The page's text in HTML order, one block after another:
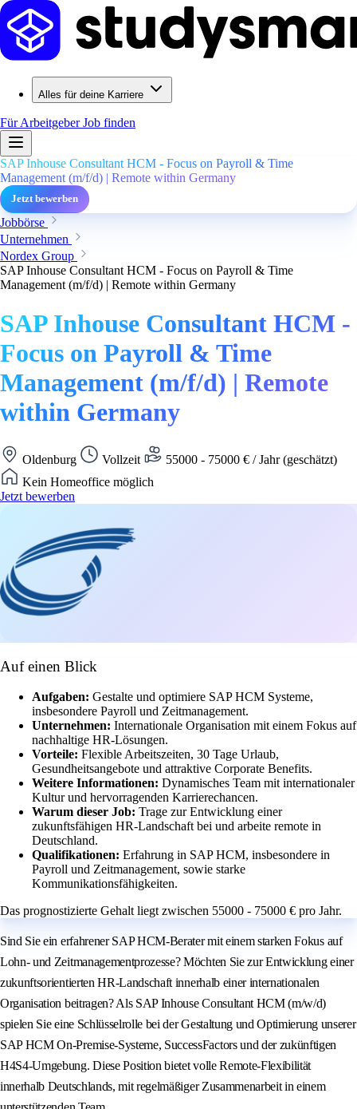
Alles für deine Karriere
Für ArbeitgeberJob finden
SAP Inhouse Consultant HCM - Focus on Payroll & Time
Management (m/f/d) | Remote within Germany
Jetzt bewerben
Jobbörse
Unternehmen
Nordex Group
SAP Inhouse Consultant HCM - Focus on Payroll & Time
Management (m/f/d) | Remote within Germany
SAP Inhouse Consultant HCM -
Focus on Payroll & Time
Management (m/f/d) | Remote
within Germany
Oldenburg Vollzeit
55000 - 75000 € / Jahr (geschätzt)
Kein Homeoffice möglich
Jetzt bewerben
Auf einen Blick
Aufgaben: Gestalte und optimiere SAP HCM Systeme,
insbesondere Payroll und Zeitmanagement.
Unternehmen: Internationale Organisation mit einem Fokus auf
nachhaltige HR-Lösungen.
Vorteile: Flexible Arbeitszeiten, 30 Tage Urlaub,
Gesundheitsangebote und attraktive Corporate Benefits.
Weitere Informationen: Dynamisches Team mit internationaler
Kultur und hervorragenden Karrierechancen.
Warum dieser Job: Trage zur Entwicklung einer
zukunftsfähigen HR-Landschaft bei und arbeite remote in
Deutschland.
Qualifikationen: Erfahrung in SAP HCM, insbesondere in
Payroll und Zeitmanagement, sowie starke
Kommunikationsfähigkeiten.
Das prognostizierte Gehalt liegt zwischen 55000 - 75000 € pro Jahr.
Sind Sie ein erfahrener SAP HCM-Berater mit einem starken Fokus auf
Lohn- und Zeitmanagementprozesse? Möchten Sie zur Entwicklung einer
zukunftsorientierten HR-Landschaft innerhalb einer internationalen
Organisation beitragen? Als SAP Inhouse Consultant HCM (m/w/d)
spielen Sie eine Schlüsselrolle bei der Gestaltung und Optimierung unserer
SAP HCM On-Premise-Systeme, SuccessFactors und der zukünftigen
H4S4-Umgebung. Diese Position bietet volle Remote-Flexibilität
innerhalb Deutschlands, mit regelmäßiger Zusammenarbeit in einem